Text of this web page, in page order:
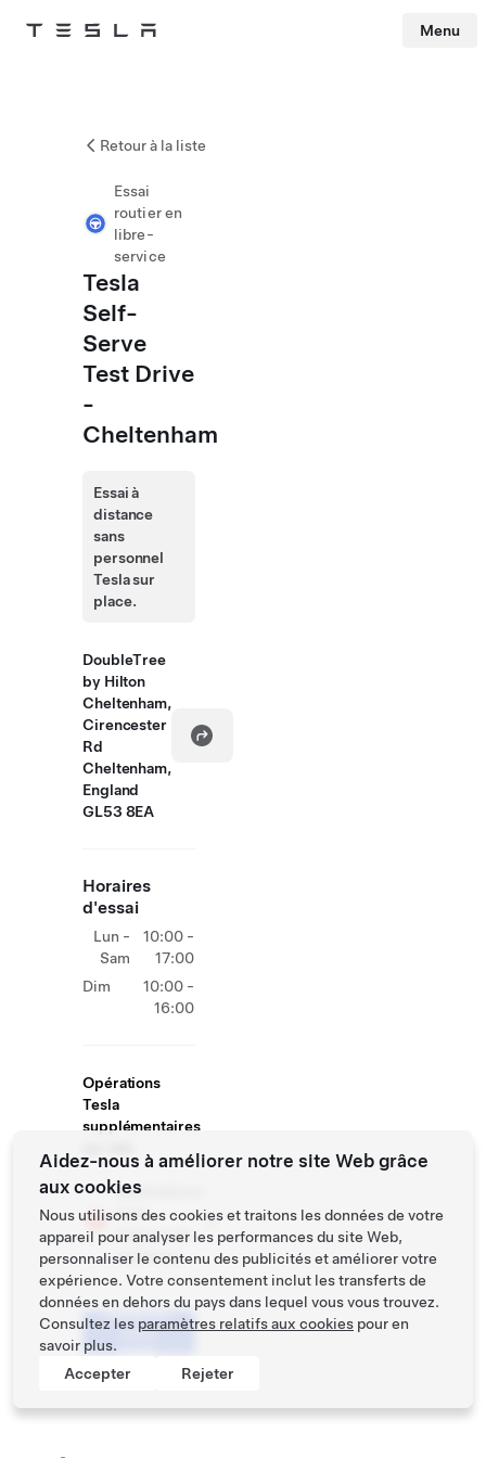
Tesla Menu
Retour à la liste
Essai
routier en
libre-
service
Tesla
Self-
Serve
Test Drive
-
Cheltenham
Essai à
distance
sans
personnel
Tesla sur
place.
DoubleTree
by Hilton
Cheltenham,
Cirencester
Rd
Cheltenham,
England
GL53 8EA
Horaires
d'essai
Lun -
Sam
10:00 -
17:00
Dim
10:00 -
16:00
Opérations
Tesla
supplémentaires
Destinations
avec
stations de
recharge
Réserver
votre
Aidez-nous à améliorer notre site Web grâce
aux cookies
Nous utilisons des cookies et traitons les données de votre
appareil pour analyser les performances du site Web,
personnaliser le contenu des publicités et améliorer votre
expérience. Votre consentement inclut les transferts de
données en dehors du pays dans lequel vous vous trouvez.
Consultez les paramètres relatifs aux cookies pour en
savoir plus.
Accepter
Rejeter